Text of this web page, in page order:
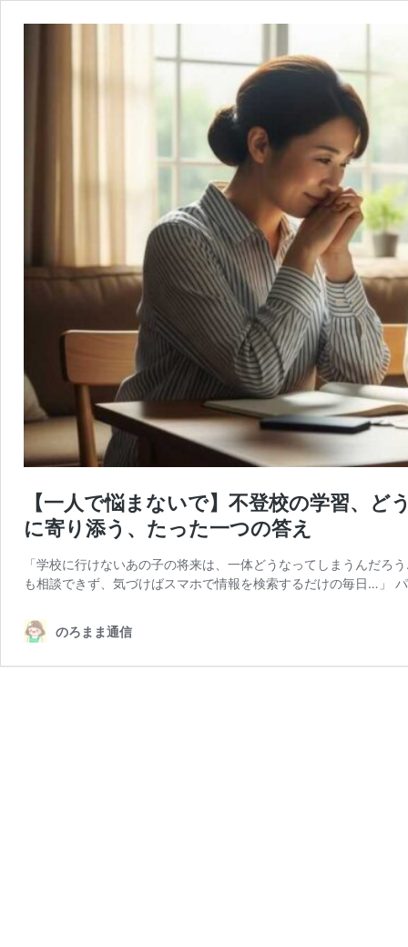
【一人で悩まないで】不登校の学習、
に寄り添う、たった一つの答え
「学校に行けないあの子の将来は、一体どうなってしまうんだ
も相談できず、気づけばスマホで情報を検索するだけの毎日…」
のろまま通信